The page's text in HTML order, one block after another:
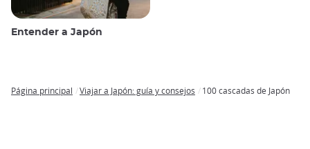
Entender a Japón
Página principal Viajar a Japón: guía y consejos 100 cascadas de Japón